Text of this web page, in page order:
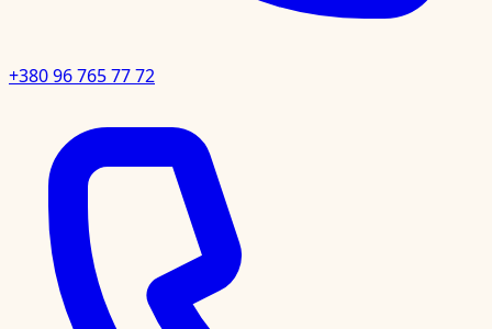
+380 96 765 77 72